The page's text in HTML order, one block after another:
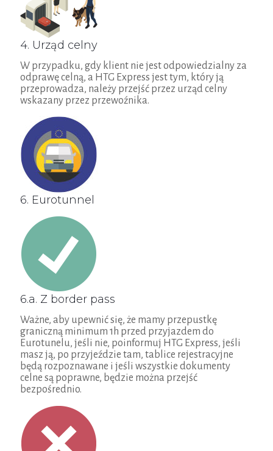
4. Urząd celny
W przypadku, gdy klient nie jest odpowiedzialny za
odprawę celną, a HTG Express jest tym, który ją
przeprowadza, należy przejść przez urząd celny
wskazany przez przewoźnika.
6. Eurotunnel
6.a. Z border pass
Ważne, aby upewnić się, że mamy przepustkę
graniczną minimum 1h przed przyjazdem do
Eurotunelu, jeśli nie, poinformuj HTG Express, jeśli
masz ją, po przyjeździe tam, tablice rejestracyjne
będą rozpoznawane i jeśli wszystkie dokumenty
celne są poprawne, będzie można przejść
bezpośrednio.